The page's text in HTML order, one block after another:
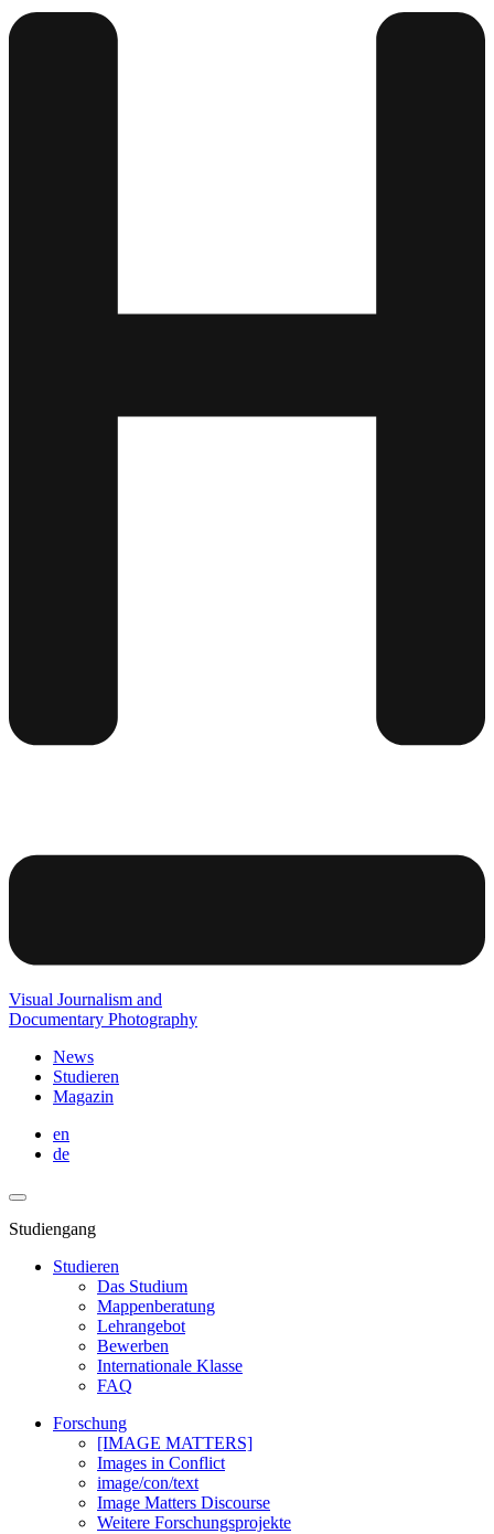
Visual Journalism and
Documentary Photography
News
Studieren
Magazin
en
de
Studiengang
Studieren
Das Studium
Mappenberatung
Lehrangebot
Bewerben
Internationale Klasse
FAQ
Forschung
[IMAGE MATTERS]
Images in Conflict
image/con/text
Image Matters Discourse
Weitere Forschungsprojekte